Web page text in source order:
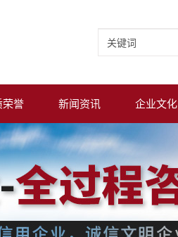
荣誉 新闻资讯 企业文化